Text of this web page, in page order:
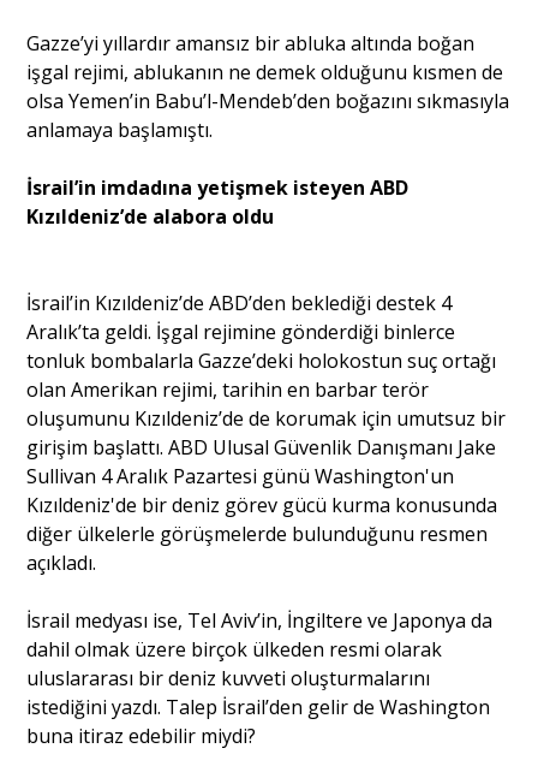
Gazze’yi yıllardır amansız bir abluka altında boğan
işgal rejimi, ablukanın ne demek olduğunu kısmen de
olsa Yemen’in Babu’l-Mendeb’den boğazını sıkmasıyla
anlamaya başlamıştı.
İsrail’in imdadına yetişmek isteyen ABD
Kızıldeniz’de alabora oldu
İsrail’in Kızıldeniz’de ABD’den beklediği destek 4
Aralık’ta geldi. İşgal rejimine gönderdiği binlerce
tonluk bombalarla Gazze’deki holokostun suç ortağı
olan Amerikan rejimi, tarihin en barbar terör
oluşumunu Kızıldeniz’de de korumak için umutsuz bir
girişim başlattı. ABD Ulusal Güvenlik Danışmanı Jake
Sullivan 4 Aralık Pazartesi günü Washington'un
Kızıldeniz'de bir deniz görev gücü kurma konusunda
diğer ülkelerle görüşmelerde bulunduğunu resmen
açıkladı.
İsrail medyası ise, Tel Aviv’in, İngiltere ve Japonya da
dahil olmak üzere birçok ülkeden resmi olarak
uluslararası bir deniz kuvveti oluşturmalarını
istediğini yazdı. Talep İsrail’den gelir de Washington
buna itiraz edebilir miydi?